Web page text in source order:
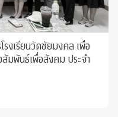
งเรียนวัดชัยมงคล เพื่อ
มพันธ์เพื่อสังคม ประจำ